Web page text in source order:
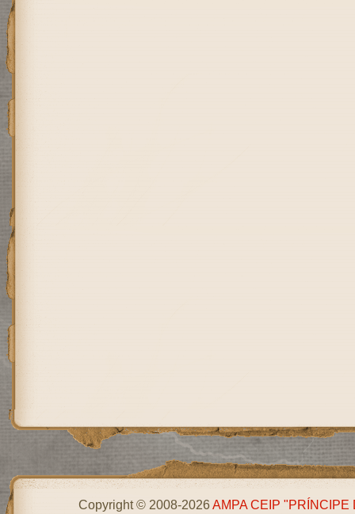
Copyright © 2008-2026AMPA CEIP "PRÍNCIPE